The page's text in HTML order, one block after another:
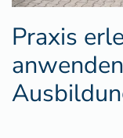
Praxis